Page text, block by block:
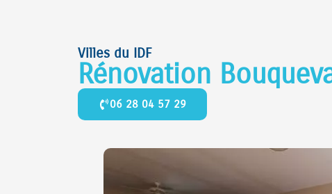
Villes du IDF
Rénovation
06 28 04 57 29